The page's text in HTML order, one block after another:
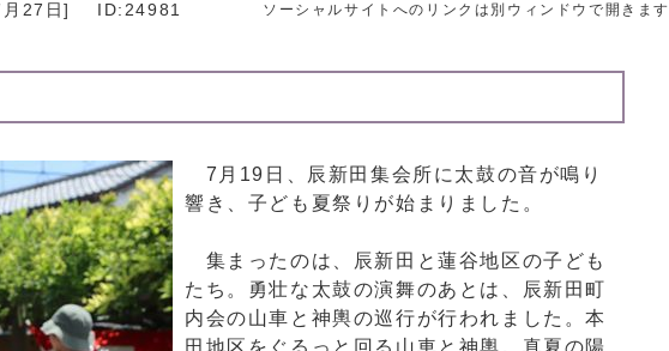
27日] ID:24981 ソーシャルサイトへのリンクは別ウィンドウで開きます
7月19日、辰新田集会所に太鼓の音が鳴り
響き、子ども夏祭りが始まりました。
集まったのは、辰新田と蓮谷地区の子ども
たち。勇壮な太鼓の演舞のあとは、辰新田町
内会の山車と神輿の巡行が行われました。本
田地区をぐるっと回る山車と神輿。真夏の陽